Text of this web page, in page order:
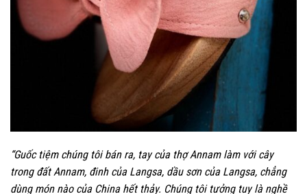
“Guốc tiệm chúng tôi bán ra, tay của thợ Annam làm với cây
trong đất Annam, đinh của Langsa, dầu sơn của Langsa, chẳng
dùng món nào của China hết thảy. Chúng tôi tưởng tuy là nghề